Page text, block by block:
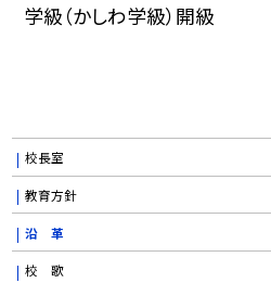
学級（かしわ学級）開級
校長室
教育方針
沿 革
校 歌